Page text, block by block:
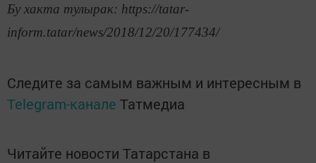
Бу хакта тулырак: https://tatar-
inform.tatar/news/2018/12/20/177434/
Следите за самым важным и интересным в
Telegram-канале Татмедиа
Читайте новости Татарстана в